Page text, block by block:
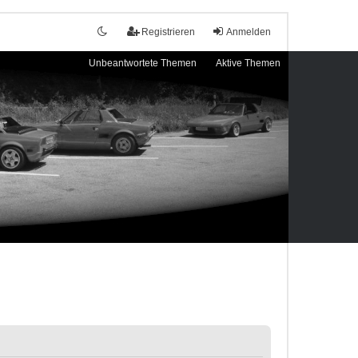
Anmelden
Registrieren
Unbeantwortete Themen Aktive Themen